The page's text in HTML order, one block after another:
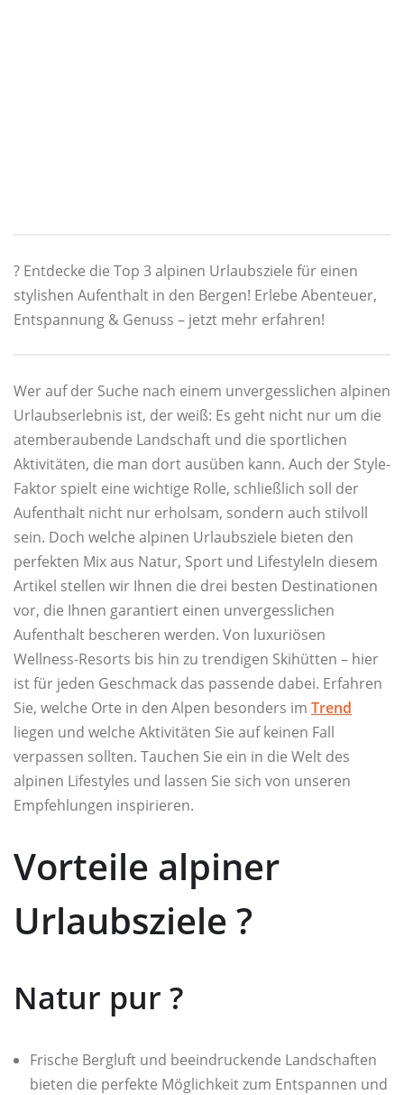
?️ Entdecke die Top 3 alpinen Urlaubsziele für einen
stylishen Aufenthalt in den Bergen! Erlebe Abenteuer,
Entspannung & Genuss – jetzt mehr erfahren!
Wer auf der Suche nach einem unvergesslichen alpinen
Urlaubserlebnis ist, der weiß: Es geht nicht nur um die
atemberaubende Landschaft und die sportlichen
Aktivitäten, die man dort ausüben kann. Auch der Style-
Faktor spielt eine wichtige Rolle, schließlich soll der
Aufenthalt nicht nur erholsam, sondern auch stilvoll
sein. Doch welche alpinen Urlaubsziele bieten den
perfekten Mix aus Natur, Sport und LifestyleIn diesem
Artikel stellen wir Ihnen die drei besten Destinationen
vor, die Ihnen garantiert einen unvergesslichen
Aufenthalt bescheren werden. Von luxuriösen
Wellness-Resorts bis hin zu trendigen Skihütten – hier
ist für jeden Geschmack das passende dabei. Erfahren
Sie, welche Orte in den Alpen besonders im Trend
liegen und welche Aktivitäten Sie auf keinen Fall
verpassen sollten. Tauchen Sie ein in die Welt des
alpinen Lifestyles und lassen Sie sich von unseren
Empfehlungen inspirieren.
Vorteile alpiner
Urlaubsziele ?️
Natur pur ?
Frische Bergluft und beeindruckende Landschaften
bieten die perfekte Möglichkeit zum Entspannen und